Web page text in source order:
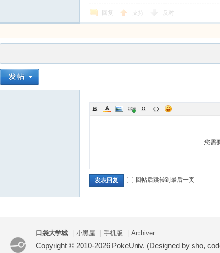
回复 支持 反对
您需
发表回复 回帖后跳转到最后一页
口袋大学城 小黑屋 手机版 Archiver
Copyright © 2010-2026 PokeUniv. (Designed by sho,